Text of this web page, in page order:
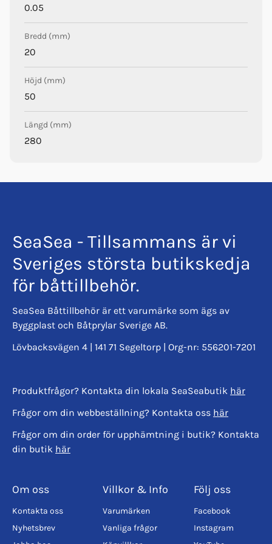
skruvhål är 245 mm.
Hur stora är handtagets övriga
mått?
Höjden är 50 mm och bredden är 22 mm.
0.05
Bredd (mm)
20
Höjd (mm)
50
Längd (mm)
280
SeaSea - Tillsammans är vi
Sveriges största butikskedja
för båttillbehör.
SeaSea Båttillbehör är ett varumärke som ägs av
Byggplast och Båtprylar Sverige AB.
Lövbacksvägen 4 | 141 71 Segeltorp | Org-nr: 556201-7201
Produktfrågor? Kontakta din lokala SeaSeabutik här
Frågor om din webbeställning? Kontakta oss här
Frågor om din order för upphämtning i butik? Kontakta
din butik här
Om oss
Kontakta oss
Nyhetsbrev
Villkor & Info
Varumärken
Vanliga frågor
Följ oss
Facebook
Instagram